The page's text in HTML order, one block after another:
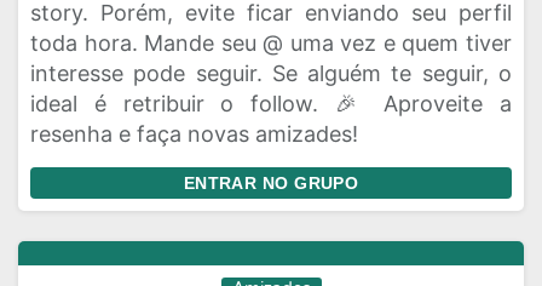
story. Porém, evite ficar enviando seu perfil
toda hora. Mande seu @ uma vez e quem tiver
interesse pode seguir. Se alguém te seguir, o
ideal é retribuir o follow. 🎉 Aproveite a
resenha e faça novas amizades!
ENTRAR NO GRUPO